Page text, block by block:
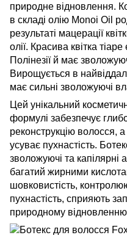
природне відновлення.
в складі олію Monoi Oil
результаті мацерації
олії. Красива квітка
Полінезії й має
Вирощується в
має сильні зволожуючі
Цей унікальний
формулі забезпечує
реконструкцію волосся,
усуває пухнастість.
зволожуючі та капілярні
багатий жирними
шовковистість,
пухнастість, сприяють
природному відновленню